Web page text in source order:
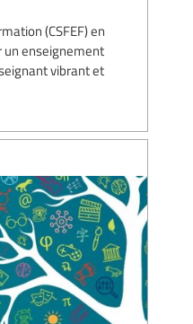
(CSFEF) en
un enseignement
vibrant et